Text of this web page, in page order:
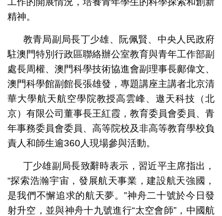
精神。
教青局副局長丁少雄、阮佩賢、中央人民政府
駐澳門特別行政區聯絡辦公室教育與青年工作部副
處長周權、澳門科學技術協進會副理事長鄺偉文、
澳門科學館副館長張雄發，專題講座主講者北京清
華大學航天航空學院教授高雲峰、遨天科技（北
京）有限公司董事長王紅霞，教育委員會委員、青
年事務委員會委員、高等院校及非高等教育學校負
責人和師生逾360人現場參與活動。
丁少雄副局長致辭時表示，習近平主席指出，
“探索浩瀚宇宙，發展航天事業，建設航天強國，
是我們不懈追求的航天夢。”神舟二十號於今日發
射升空，並與神舟十九號進行“太空會師”，中國航